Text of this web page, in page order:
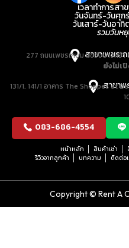
เวลาทำการสา
วันจันทร์-วันศุ
วันเสาร์-วันอา
รวมวันห
สาขาเพชรเ
277 ถนนเพชรเกษม แขวงบางหว้
ยังไม่เ
สาขาพ
131/1, 141/1 อาคาร The Shoppes at
083-686-4554
หน้าหลัก สินค้าเช่า
รีวิวจากลูกค้า
บทความ ติดต่อเ
Copyright © Rent A